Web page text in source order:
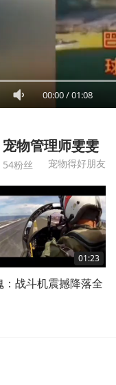
00:00/01:08
宠物管理师雯雯
54粉丝 宠物得好朋友
01:23
：战斗机震撼降落全